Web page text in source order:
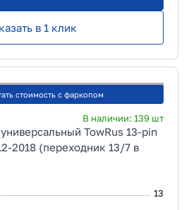
в 1 клик
стоимость с фаркопом
В наличии: 139 шт
TowRus 13-pin
2018 (переходник 13/7 в
13